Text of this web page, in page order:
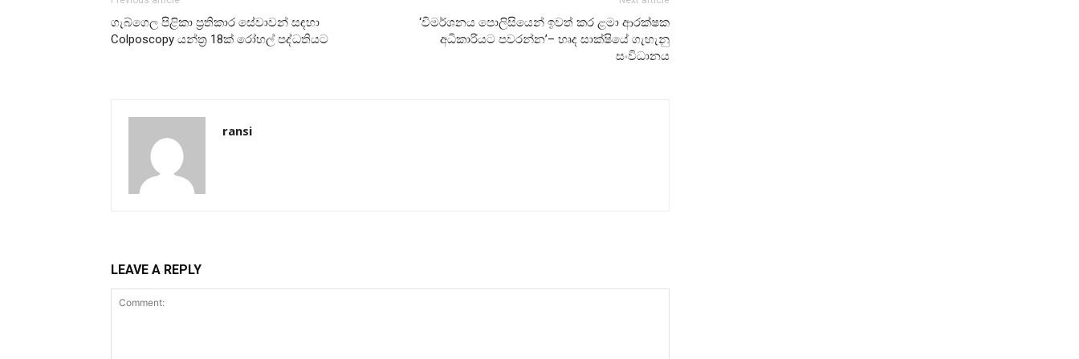
ගැබ්ගෙල පිළිකා ප්‍රතිකාර සේවාවන් සඳහා
Colposcopy යන්ත්‍ර 18ක් රෝහල් පද්ධතියට
‘විමර්ශනය පොලිසියෙන් ඉවත් කර ළමා ආරක්ෂක
අධිකාරියට පවරන්න’– හෘද සාක්ෂියේ ගැහැනු
සංවිධානය
ransi
LEAVE A REPLY